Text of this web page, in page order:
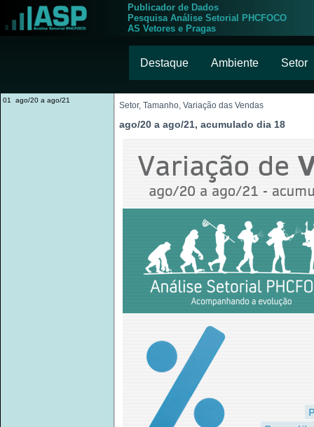
Publicador de Dados
Pesquisa Análise Setorial PHCFOCO
AS Vetores e Pragas
Destaque Ambiente Setor
01 ago/20 a ago/21
Setor, Tamanho, Variação das Vendas
ago/20 a ago/21, acumulado dia 18